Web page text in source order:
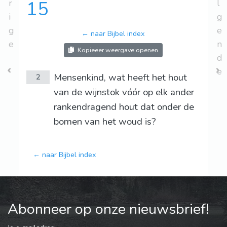
r
i
g
e
15
← naar Bijbel index
Kopieëer weergave openen
2
Mensenkind, wat heeft het hout
van de wijnstok vóór op elk ander
rankendragend hout dat onder de
bomen van het woud is?
← naar Bijbel index
l
g
e
n
d
e
Abonneer op onze nieuwsbrief!